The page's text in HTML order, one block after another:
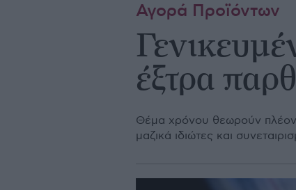
Αγορά Προϊόντων
έξτρα
Θέµα χρόνου θεωρούν πλέον
µαζικά ιδιώτες και